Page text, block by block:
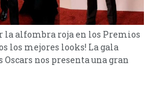
la alfombra roja en los Premios
los mejores looks! La gala
nos presenta una gran
alfombra roja y ceremonia.
Bardem llegó con un pin